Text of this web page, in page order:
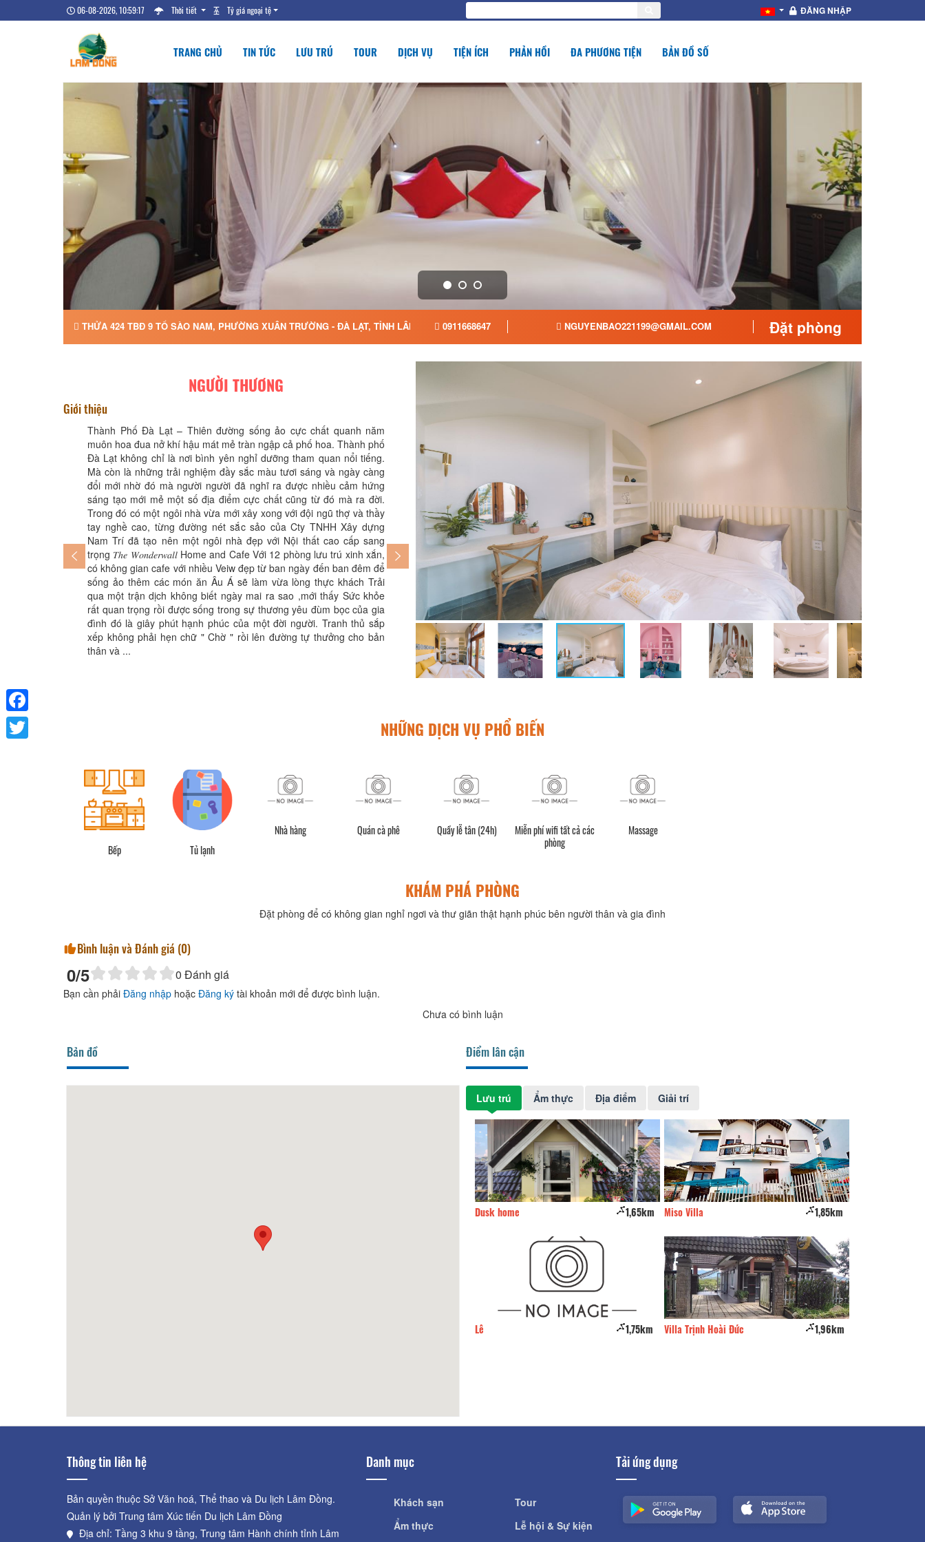
06-08-2026, 10:59:18 Thời tiết Tỷ giá ngoại tệ ĐĂNG NHẬP
TRANG CHỦ TIN TỨC LƯU TRÚ TOUR DỊCH VỤ TIỆN ÍCH PHẢN HỒI ĐA PHƯƠNG TIỆN BẢN ĐỒ SỐ
THỬA 424 TBĐ 9 TỔ SÀO NAM, PHƯỜNG XUÂN TRƯỜNG - ĐÀ LẠT, TỈNH LÂM ĐỒNG0911668647 NGUYENBAO221199@GMAIL.COM Đặt phòng
NGƯỜI THƯƠNG
Giới thiệu
Thành Phố Đà Lạt – Thiên đường sống ảo cực chất quanh năm
muôn hoa đua nở khí hậu mát mẻ tràn ngập cả phố hoa. Thành phố
Đà Lạt không chỉ là nơi bình yên nghỉ dưỡng tham quan nổi tiếng.
Mà còn là những trải nghiệm đầy sắc màu tươi sáng và ngày càng
đổi mới nhờ đó mà người người đã nghĩ ra được nhiều cảm hứng
sáng tạo mới mẻ một số địa điểm cực chất cũng từ đó mà ra đời.
Trong đó có một ngôi nhà vừa mới xây xong với đội ngũ thợ và thầy
tay nghề cao, từng đường nét sắc sảo của Cty TNHH Xây dựng
Nam Trí đã tạo nên một ngôi nhà đẹp với Nội thất cao cấp sang
trọng 𝑇ℎ𝑒 𝑊𝑜𝑛𝑑𝑒𝑟𝑤𝑎𝑙𝑙 Home and Cafe Với 12 phòng lưu trú xinh xắn,
có không gian cafe với nhiều Veiw đẹp từ ban ngày đến ban đêm để
sống ảo thêm các món ăn Âu Á sẽ làm vừa lòng thực khách Trải
qua một trận dịch không biết ngày mai ra sao ,mới thấy Sức khỏe
rất quan trọng rồi được sống trong sự thương yêu đùm bọc của gia
đình đó là giây phút hạnh phúc của một đời người. Tranh thủ sắp
xếp không phải hẹn chữ " Chờ " rồi lên đường tự thưởng cho bản
thân và ...
những người thân yêu những giây phút quan tâm nhau cùng nghỉ
của khí trời Đà Lạt 𝑇ℎ𝑒 𝑊𝑜𝑛𝑑𝑒𝑟𝑤𝑎𝑙𝑙: Đường Trịnh Hoài Đức, khu Nam
Hồ, phường 11. (Cuối dốc Lâm Phượng Cát, phía tay phải) 078
6092222 Hot line: 0911668647 Gặp Bảo Hân hạnh được Phục vụ
Quý khách
NHỮNG DỊCH VỤ PHỔ BIẾN
Bếp Tủ lạnh
Nhà hàng Quán cà phê Quầy lễ tân (24h)
Miễn phí wifi tất cả các
phòng
Massage
KHÁM PHÁ PHÒNG
Đặt phòng để có không gian nghỉ ngơi và thư giãn thật hạnh phúc bên người thân và gia đình
Bình luận và Đánh giá (0)
0/5 0 Đánh giá
Bạn cần phải Đăng nhập hoặc Đăng ký tài khoản mới để được bình luận.
Chưa có bình luận
Bản đồ Điểm lân cận
Lưu trú Ẩm thực Địa điểm Giải trí
Dusk home 1,65km
Lê 1,75km
Miso Villa 1,85km
Villa Trịnh Hoài Đức 1,96km
Thông tin liên hệ
Bản quyền thuộc Sở Văn hoá, Thể thao và Du lịch Lâm Đồng.
Quản lý bởi Trung tâm Xúc tiến Du lịch Lâm Đồng
Địa chỉ: Tầng 3 khu 9 tầng, Trung tâm Hành chính tỉnh Lâm
Danh mục
Khách sạn
Ẩm thực
Tour
Lễ hội & Sự kiện
Tải ứng dụng
Facebook